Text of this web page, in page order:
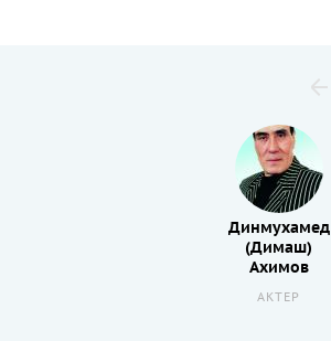
Динмухамед
(Димаш)
Ахимов
АКТЕР